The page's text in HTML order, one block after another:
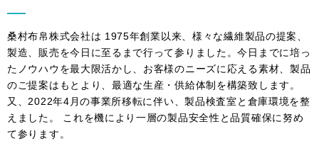
桑村布帛株式会社は 1975年創業以来、様々な繊維製品の提案、
製造、販売を今日に至るまで行って参りました。今日までに培っ
たノウハウを最大限活かし、お客様のニーズに応える素材、製品
のご提案はもとより、最適な生産・供給体制を構築致します。
又、2022年4月の事業所移転に伴い、製品検査室と倉庫環境を整
えました。 これを機により一層の製品安全性と品質確保に努め
て参ります。